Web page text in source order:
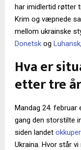
har imidlertid røtter
Krim og væpnede
mellom ukrainske
Donetsk og Luhansk
Hva er
etter tre
Mandag 24. februar
gang den storstilte
siden landet
Ukraina. Hvor står